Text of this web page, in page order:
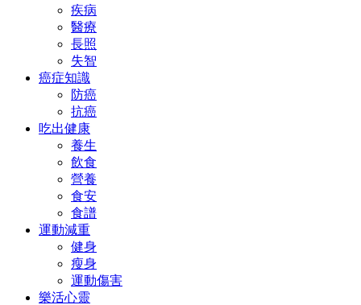
疾病
醫療
長照
失智
癌症知識
防癌
抗癌
吃出健康
養生
飲食
營養
食安
食譜
運動減重
健身
瘦身
運動傷害
樂活心靈